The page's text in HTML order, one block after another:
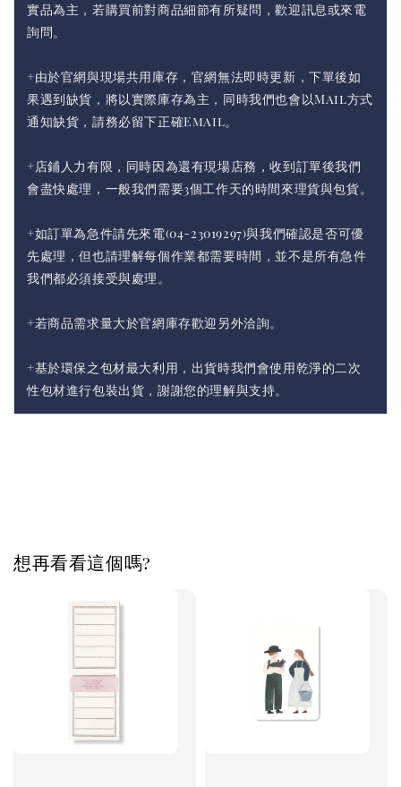
實品為主，若購買前對商品細節有所疑問，歡迎訊息或來電
詢問。
+由於官網與現場共用庫存，官網無法即時更新，下單後如
果遇到缺貨，將以實際庫存為主，同時我們也會以Mail方式
通知缺貨，請務必留下正確Email。
+店鋪人力有限，同時因為還有現場店務，收到訂單後我們
會盡快處理，一般我們需要3個工作天的時間來理貨與包貨。
+如訂單為急件請先來電(04-23019297)與我們確認是否可優
先處理，但也請理解每個作業都需要時間，並不是所有急件
我們都必須接受與處理。
+若商品需求量大於官網庫存歡迎另外洽詢。
+基於環保之包材最大利用，出貨時我們會使用乾淨的二次
性包材進行包裝出貨，謝謝您的理解與支持。
想再看看這個嗎?